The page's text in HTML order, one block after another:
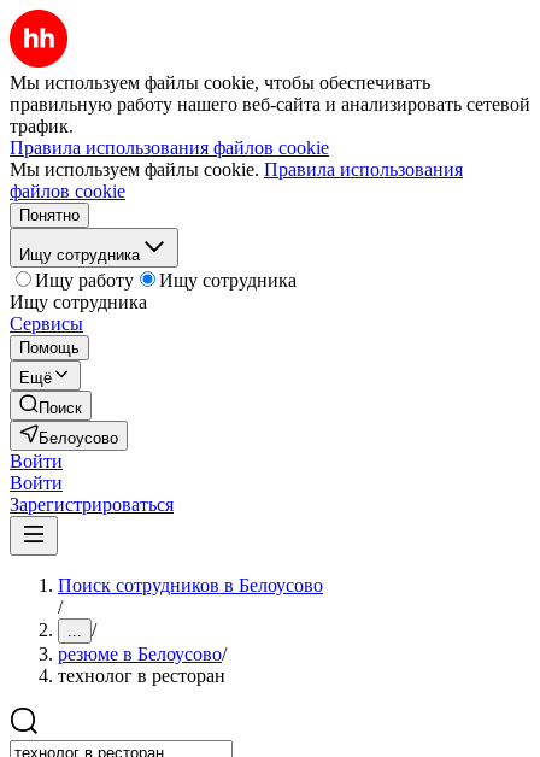
Мы используем файлы cookie, чтобы обеспечивать
правильную работу нашего веб-сайта и анализировать сетевой
трафик.
Правила использования файлов cookie
Мы используем файлы cookie. Правила использования
файлов cookie
Понятно
Ищу сотрудника
Ищу работу
Ищу сотрудника
Ищу сотрудника
Сервисы
Помощь
Ещё
Поиск
Белоусово
Войти
Войти
Зарегистрироваться
Поиск сотрудников в Белоусово
/
... /
резюме в Белоусово/
технолог в ресторан